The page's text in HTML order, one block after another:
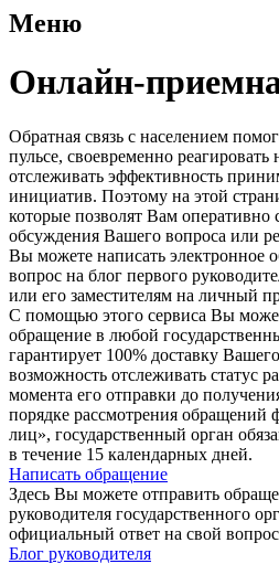
Меню
Онлайн-
Обратная связь с населением
пульсе, своевременно
отслеживать эффективность
инициатив. Поэтому на этой
которые позволят Вам оперативно
обсуждения Вашего вопроса или
Вы можете написать электронное
вопрос на блог первого
или его заместителям на личный
С помощью этого сервиса Вы
обращение в любой
гарантирует 100% доставку
возможность отслеживать статус
момента его отправки до
порядке рассмотрения обращений
лиц», государственный орган
в течение 15 календарных дней.
Написать обращение
Здесь Вы можете отправить
руководителя государственного
официальный ответ на свой
Блог руководителя